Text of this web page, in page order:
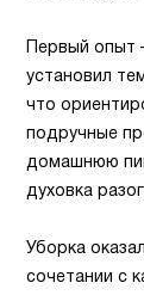
Первый опыт
установил
что
подручные
домашнюю
духовка
Уборка
сочетании с